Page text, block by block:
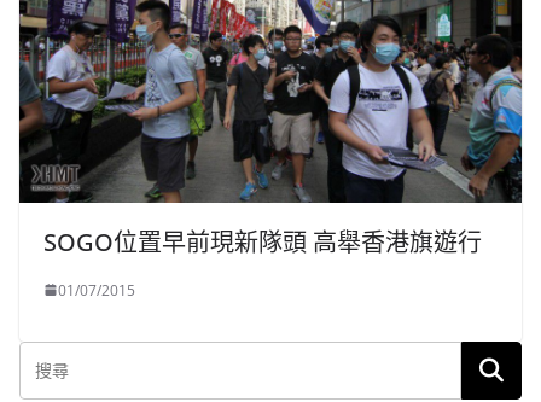
SOGO位置早前現新隊頭 高舉香港旗遊行
01/07/2015